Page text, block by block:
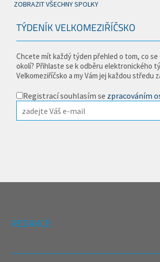
ZOBRAZIT VŠECHNY SPOLKY
TÝDENÍK VELKOMEZIŘÍČSKO
Chcete mít každý týden přehled o tom, co se
okolí? Přihlaste se k odběru elektronického
Velkomeziříčsko a my Vám jej každou středu
Registrací souhlasím se zpracováním
REDAKCE